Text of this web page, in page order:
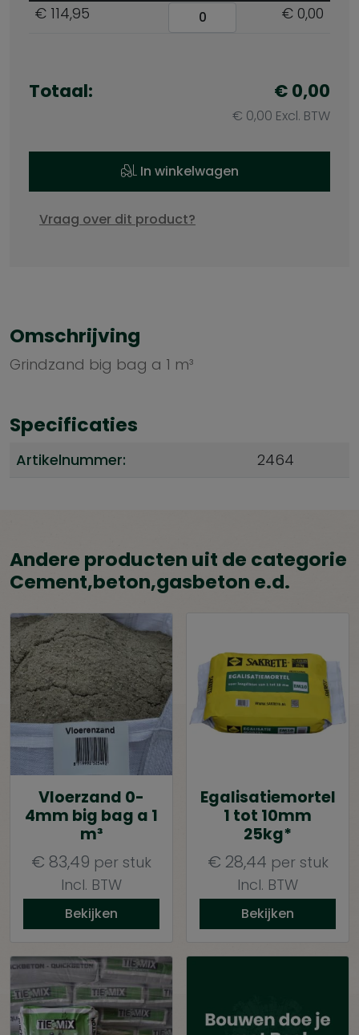
€ 114,95
€ 0,00
Totaal: €0,00
€ 0,00 Excl. BTW
In winkelwagen
Vraag over dit product?
Omschrijving
Grindzand big bag a 1 m³
Specificaties
Artikelnummer: 2464
Andere producten uit de categorie
Cement,beton,gasbeton e.d.
Vloerzand 0-
4mm big bag a 1
m³
€ 83,49 per stuk
Incl. BTW
Bekijken
Egalisatiemortel
1 tot 10mm
25kg*
€ 28,44 per stuk
Incl. BTW
Bekijken